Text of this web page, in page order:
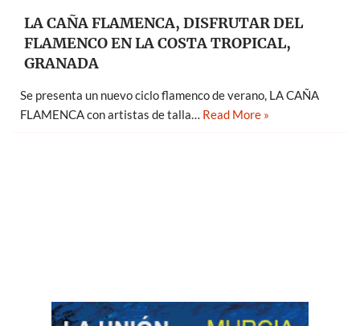
LA CAÑA FLAMENCA, DISFRUTAR DEL
FLAMENCO EN LA COSTA TROPICAL,
GRANADA
Se presenta un nuevo ciclo flamenco de verano, LA CAÑA
FLAMENCA con artistas de talla… Read More »